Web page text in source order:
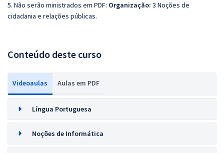
5. Não serão ministrados em PDF: Organização: 3 Noções de
cidadania e relações públicas.
Conteúdo deste curso
Videoaulas Aulas em PDF
Língua Portuguesa
Noções de Informática